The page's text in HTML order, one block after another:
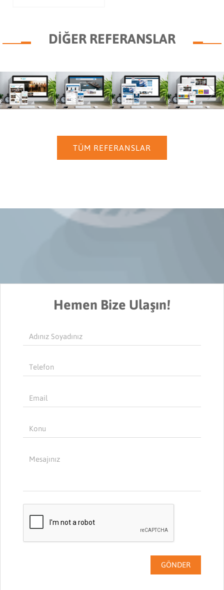
DİĞER REFERANSLAR
TÜM REFERANSLAR
Hemen Bize Ulaşın!